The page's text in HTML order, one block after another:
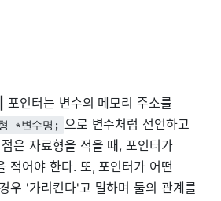
포인터는 변수의 메모리 주소를
*변수명; 으로 변수처럼 선언하고
은 자료형을 적을 때, 포인터가
적어야 한다. 또, 포인터가 어떤
우 '가리킨다'고 말하며 둘의 관계를